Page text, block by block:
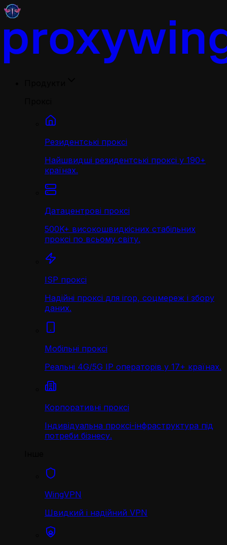
Резидентські проксі
Найшвидші резидентські проксі у 190+
країнах.
Датацентрові проксі
500K+ високошвидкісних стабільних
проксі по всьому світу.
ISP проксі
Надійні проксі для ігор, соцмереж і збору
даних.
Мобільні проксі
Реальні 4G/5G IP операторів у 17+ країнах.
Корпоративні проксі
Індивідуальна проксі-інфраструктура під
потреби бізнесу.
WingVPN
Швидкий і надійний VPN